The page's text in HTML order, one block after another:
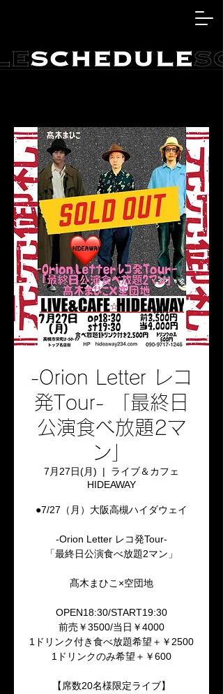
-Orion Letter レコ
発Tour- 「最終日
公演食べ放題2マ
ン」
7月27日(月)
  |
ライブ＆カフェ
HIDEAWAY
●7/27（月）大阪高槻ハイダウェイ
-Orion Letter レコ発Tour-
「最終日公演食べ放題2マン」
髙木まひこ×空団地
OPEN18:30/START19:30
前売￥3500/当日￥4000
1ドリンク付き食べ放題希望＋￥2500
1ドリンクのみ希望＋￥600
【席数20名様限定ライブ】